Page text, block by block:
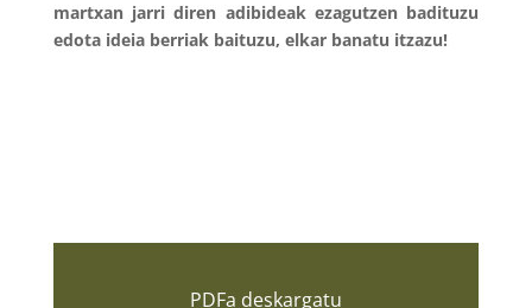
martxan jarri diren adibideak ezagutzen badituzu
edota ideia berriak baituzu, elkar banatu itzazu!
PDFa deskargatu